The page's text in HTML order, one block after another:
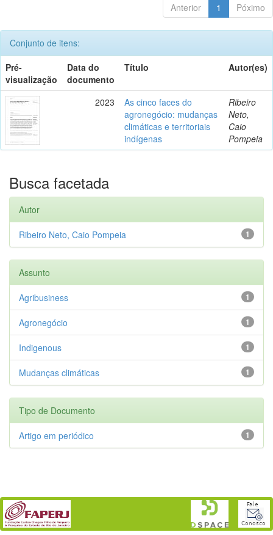
Anterior 1 Póximo
Conjunto de itens:
Pré-
visualização
Data do
documento
Título Autor(es)
2023
As cinco faces do
agronegócio: mudanças
climáticas e territoriais
indígenas
Ribeiro
Neto,
Caio
Pompeia
Busca facetada
Autor
1
Ribeiro Neto, Caio Pompeia
Assunto
1
Agribusiness
1
Agronegócio
1
Indigenous
1
Mudanças climáticas
Tipo de Documento
1
Artigo em periódico